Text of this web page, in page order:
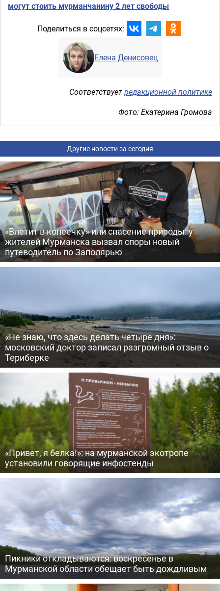
могут стоить мурманчанину 2 лет свободы
Поделиться в соцсетях:
Елена Денисовец
Соответствуетредакционной политике
Фото: Екатерина Громова
Другие новости за сегодня
«Влетит в копеечку» или спасение природы: у
жителей Мурманска вызвал споры новый
путеводитель по Заполярью
«Не знаю, что здесь делать четыре дня»:
московский доктор записал разгромный отзыв о
Териберке
«Привет, я белка!»: на мурманской экотропе
установили говорящие инфостенды
Пикники откладываются: воскресенье в
Мурманской области обещает быть дождливым